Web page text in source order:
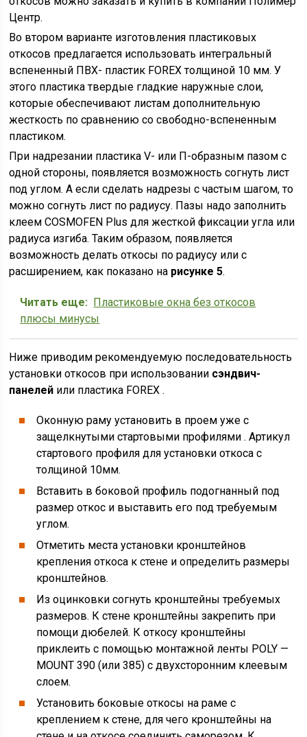
Центр.
Во втором варианте изготовления пластиковых
откосов предлагается использовать интегральный
вспененный ПВХ- пластик FOREX толщиной 10 мм. У
этого пластика твердые гладкие наружные слои,
которые обеспечивают листам дополнительную
жесткость по сравнению со свободно-вспененным
пластиком.
При надрезании пластика V- или П-образным пазом с
одной стороны, появляется возможность согнуть лист
под углом. А если сделать надрезы с частым шагом, то
можно согнуть лист по радиусу. Пазы надо заполнить
клеем COSMOFEN Plus для жесткой фиксации угла или
радиуса изгиба. Таким образом, появляется
возможность делать откосы по радиусу или с
расширением, как показано на рисунке 5.
Читать еще: Пластиковые окна без откосов
плюсы минусы
Ниже приводим рекомендуемую последовательность
установки откосов при использовании сэндвич-
панелей или пластика FOREX .
Оконную раму установить в проем уже с
защелкнутыми стартовыми профилями . Артикул
стартового профиля для установки откоса с
толщиной 10мм.
Вставить в боковой профиль подогнанный под
размер откос и выставить его под требуемым
углом.
Отметить места установки кронштейнов
крепления откоса к стене и определить размеры
кронштейнов.
Из оцинковки согнуть кронштейны требуемых
размеров. К стене кронштейны закрепить при
помощи дюбелей. К откосу кронштейны
приклеить с помощью монтажной ленты POLY —
MOUNT 390 (или 385) с двухсторонним клеевым
слоем.
Установить боковые откосы на раме с
креплением к стене, для чего кронштейны на